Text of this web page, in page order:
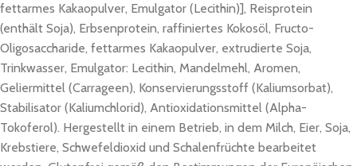
fettarmes Kakaopulver, Emulgator (Lecithin)], Reisprotein
(enthält Soja), Erbsenprotein, raffiniertes Kokosöl, Fructo-
Oligosaccharide, fettarmes Kakaopulver, extrudierte Soja,
Trinkwasser, Emulgator: Lecithin, Mandelmehl, Aromen,
Geliermittel (Carrageen), Konservierungsstoff (Kaliumsorbat),
Stabilisator (Kaliumchlorid), Antioxidationsmittel (Alpha-
Tokoferol). Hergestellt in einem Betrieb, in dem Milch, Eier, Soja,
Krebstiere, Schwefeldioxid und Schalenfrüchte bearbeitet